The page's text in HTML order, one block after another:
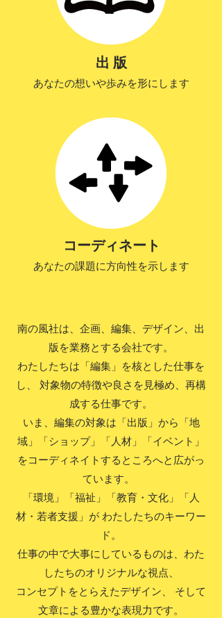
出 版
あなたの想いや歩みを形にします
コーディネート
あなたの課題に方向性を示します
南の風社は、企画、編集、デザイン、出
版を業務とする会社です。
わたしたちは「編集」を核とした仕事を
し、 対象物の特徴や良さを見極め、再構
成する仕事です。
いま、編集の対象は「出版」から「地
域」「ショップ」「人材」「イベント」
をコーディネイトするところへと広がっ
ています。
「環境」「福祉」「教育・文化」「人
材・若者支援」が わたしたちのキーワー
ド。
仕事の中で大事にしているものは、わた
したちのオリジナルな視点、
コンセプトをとらえたデザイン、 そして
文章による豊かな表現力です。